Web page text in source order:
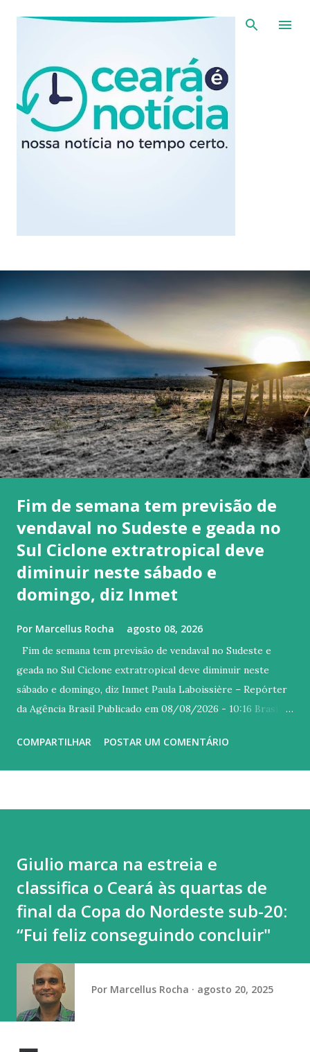
Pular para o conteúdo principal
Fim de semana tem previsão de
vendaval no Sudeste e geada no
Sul Ciclone extratropical deve
diminuir neste sábado e
domingo, diz Inmet
Por Marcellus Rocha agosto 08, 2026
Fim de semana tem previsão de vendaval no Sudeste e
geada no Sul Ciclone extratropical deve diminuir neste
sábado e domingo, diz Inmet Paula Laboissière – Repórter
da Agência Brasil Publicado em 08/08/2026 - 10:16 Brasília
Santa Catarina Versão em áudio Os efeitos do ciclone
centro-sul do Rio Grande do Sul e em áreas de Santa
Catarina. A partir de segunda-feira (10), o ar frio alcança
também São Paulo e Rio de Janeiro, mas com menor
intensidade. Neste fim de semana , a previsão é que as
tempestades permaneçam concentradas entre o Paraná, o
centro e o norte de Santa Catarina, o sul de Mato Grosso
do Sul e o centro-sul de São Paulo. Há ainda aviso amarelo
COMPARTILHAR POSTAR UM COMENTÁRIO
Giulio marca na estreia e
classifica o Ceará às quartas de
final da Copa do Nordeste sub-20:
“Fui feliz conseguindo concluir"
Por Marcellus Rocha agosto 20, 2025